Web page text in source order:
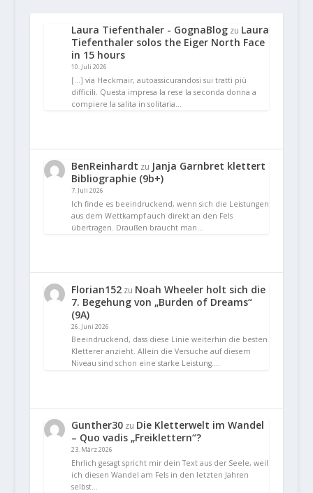
Laura Tiefenthaler - GognaBlogzu Laura
Tiefenthaler solos the Eiger North Face
in 15 hours
10. Juli 2026
[…] via Heckmair, autoassicurandosi sui tratti più
difficili. Questa impresa la rese la seconda donna a
compiere la salita in solitaria…
BenReinhardt zu Janja Garnbret klettert
Bibliographie (9b+)
7. Juli 2026
Ich finde es beeindruckend, wenn sich die Leistungen
aus dem Wettkampf auch direkt an den Fels
übertragen. Draußen braucht man…
Florian152zu Noah Wheeler holt sich die
7. Begehung von „Burden of Dreams“
(9A)
26. Juni 2026
Beeindruckend, dass diese Linie weiterhin die besten
Kletterer anzieht. Allein die Versuche auf diesem
Niveau sind schon eine starke Leistung.…
Gunther30zu Die Kletterwelt im Wandel
– Quo vadis „Freiklettern“?
23. März 2026
Ehrlich gesagt spricht mir dein Text aus der Seele, weil
ich diesen Wandel am Fels in den letzten Jahren
selbst…